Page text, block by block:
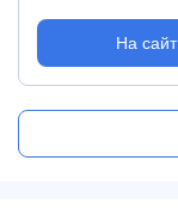
На сайт